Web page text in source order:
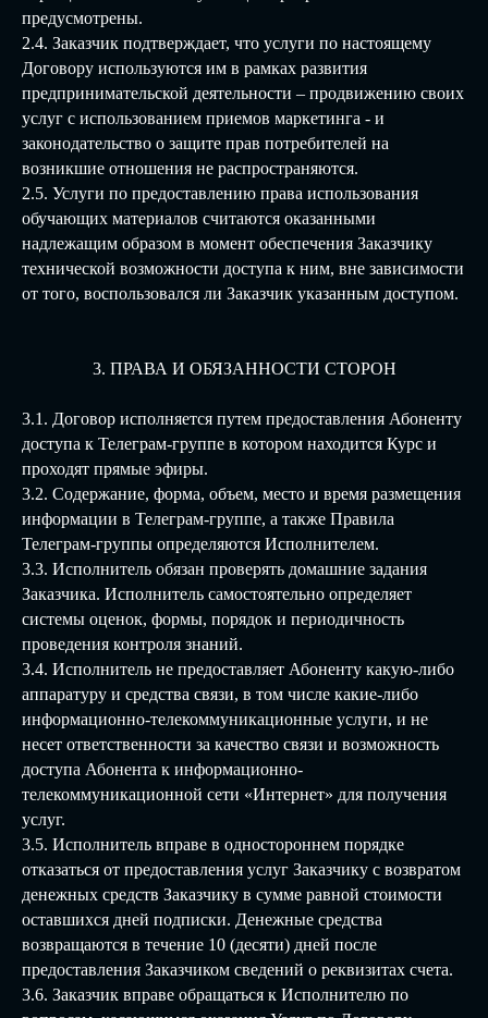
предусмотрены.
2.4. Заказчик подтверждает, что услуги по настоящему
Договору используются им в рамках развития
предпринимательской деятельности – продвижению своих
услуг с использованием приемов маркетинга - и
законодательство о защите прав потребителей на
возникшие отношения не распространяются.
2.5. Услуги по предоставлению права использования
обучающих материалов считаются оказанными
надлежащим образом в момент обеспечения Заказчику
технической возможности доступа к ним, вне зависимости
от того, воспользовался ли Заказчик указанным доступом.
3. ПРАВА И ОБЯЗАННОСТИ СТОРОН
3.1. Договор исполняется путем предоставления Абоненту
доступа к Телеграм-группе в котором находится Курс и
проходят прямые эфиры.
3.2. Содержание, форма, объем, место и время размещения
информации в Телеграм-группе, а также Правила
Телеграм-группы определяются Исполнителем.
3.3. Исполнитель обязан проверять домашние задания
Заказчика. Исполнитель самостоятельно определяет
системы оценок, формы, порядок и периодичность
проведения контроля знаний.
3.4. Исполнитель не предоставляет Абоненту какую-либо
аппаратуру и средства связи, в том числе какие-либо
информационно-телекоммуникационные услуги, и не
несет ответственности за качество связи и возможность
доступа Абонента к информационно-
телекоммуникационной сети «Интернет» для получения
услуг.
3.5. Исполнитель вправе в одностороннем порядке
отказаться от предоставления услуг Заказчику с возвратом
денежных средств Заказчику в сумме равной стоимости
оставшихся дней подписки. Денежные средства
возвращаются в течение 10 (десяти) дней после
предоставления Заказчиком сведений о реквизитах счета.
3.6. Заказчик вправе обращаться к Исполнителю по